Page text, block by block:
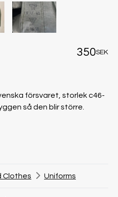
350SEK
försvaret, storlek c46-
så den blir större.
Clothes Uniforms